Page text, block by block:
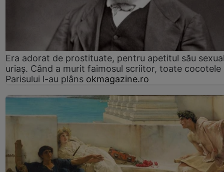
Era adorat de prostituate, pentru apetitul său
uriaș. Când a murit faimosul scriitor, toate cocotele
Parisului l-au plâns okmagazine.ro